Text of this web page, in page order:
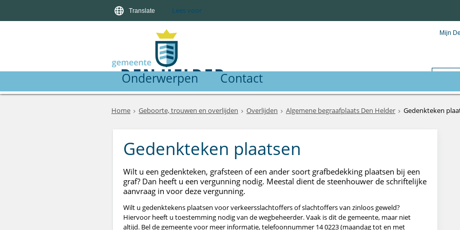
Translate Lees voor
Mijn
Onderwerpen Contact
Home Geboorte, trouwen en overlijden Overlijden Algemene begraafplaats Den Helder Gedenkteken
Gedenkteken plaatsen
Wilt u een gedenkteken, grafsteen of een ander soort grafbedekking plaatsen bij een
graf? Dan heeft u een vergunning nodig. Meestal dient de steenhouwer de schriftelijke
aanvraag in voor deze vergunning.
Wilt u gedenktekens plaatsen voor verkeersslachtoffers of slachtoffers van zinloos geweld?
Hiervoor heeft u toestemming nodig van de wegbeheerder. Vaak is dit de gemeente, maar niet
altijd. Bel de gemeente voor meer informatie, telefoonnummer 14 0223 (maandag tot en met